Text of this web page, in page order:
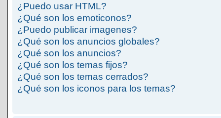
¿Puedo usar HTML?
¿Qué son los emoticonos?
¿Puedo publicar imagenes?
¿Qué son los anuncios globales?
¿Qué son los anuncios?
¿Qué son los temas fijos?
¿Qué son los temas cerrados?
¿Qué son los iconos para los temas?